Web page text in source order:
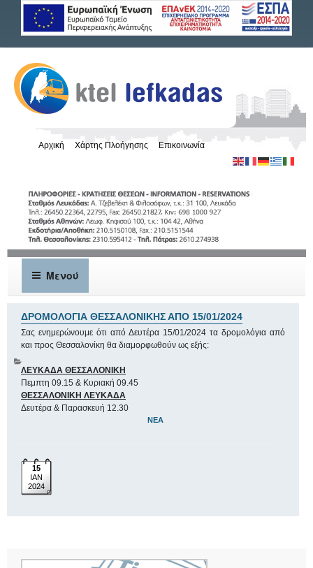
Αρχική Χάρτης Πλοήγησης Επικοινωνία
Μενού
ΔΡΟΜΟΛΟΓΙΑ ΘΕΣΣΑΛΟΝΙΚΗΣ ΑΠΟ 15/01/2024
Σας ενημερώνουμε ότι από Δευτέρα 15/01/2024 τα δρομολόγια από
και προς Θεσσαλονίκη θα διαμορφωθούν ως εξής:
ΛΕΥΚΑΔΑ ΘΕΣΣΑΛΟΝΙΚΗ
Πεμπτη 09.15 & Κυριακή 09.45
ΘΕΣΣΑΛΟΝΙΚΗ ΛΕΥΚΑΔΑ
Δευτέρα & Παρασκευή 12.30
ΝΈΑ
15
ΙΑΝ
2024